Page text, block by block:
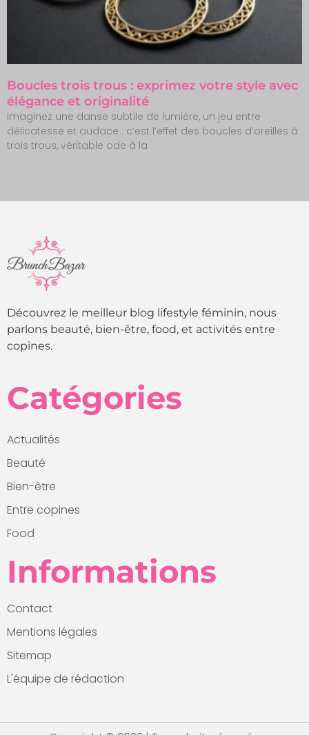
Boucles trois trous : exprimez votre style avec
élégance et originalité
Imaginez une danse subtile de lumière, un jeu entre
délicatesse et audace : c’est l’effet des boucles d’oreilles à
trois trous, véritable ode à la
Découvrez le meilleur blog lifestyle féminin, nous
parlons beauté, bien-être, food, et activités entre
copines.
Catégories
Actualités
Beauté
Bien-être
Entre copines
Food
Informations
Contact
Mentions légales
Sitemap
L'équipe de rédaction